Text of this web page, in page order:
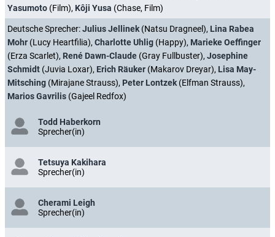
Yasumoto (Film), Kôji Yusa (Chase, Film)
Deutsche Sprecher:Julius Jellinek (Natsu Dragneel), Lina Rabea
Mohr (Lucy Heartfilia), Charlotte Uhlig (Happy), Marieke Oeffinger
(Erza Scarlet), René Dawn-Claude (Gray Fullbuster), Josephine
Schmidt (Juvia Loxar), Erich Räuker (Makarov Dreyar), Lisa May-
Mitsching (Mirajane Strauss), Peter Lontzek (Elfman Strauss),
Marios Gavrilis (Gajeel Redfox)
Todd Haberkorn
Sprecher(in)
Tetsuya Kakihara
Sprecher(in)
Cherami Leigh
Sprecher(in)